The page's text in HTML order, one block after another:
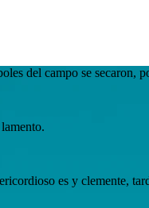
del campo se secaron,
es y clemente,